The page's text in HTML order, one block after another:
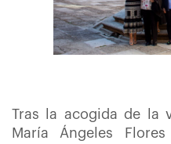
Tras la acogida de la
María Ángeles